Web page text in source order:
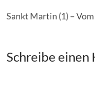
Sankt Martin (1) –
Schreibe einen